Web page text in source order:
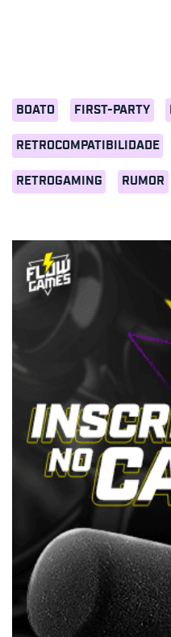
BOATO FIRST-PARTY
RETROCOMPATIBILIDADE
RETROGAMING RUMOR